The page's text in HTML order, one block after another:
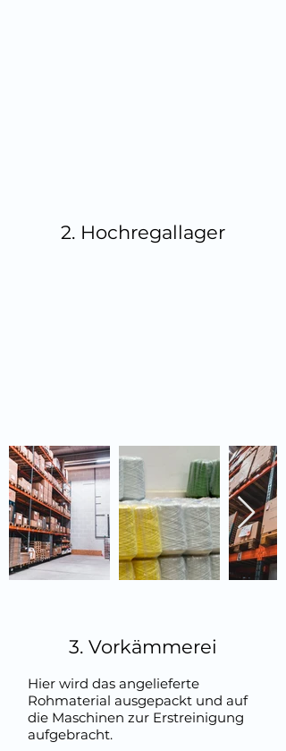
2. Hochregallager
3. Vorkämmerei
​Hier wird das angelieferte
Rohmaterial ausgepackt und auf
die Maschinen zur Erstreinigung
aufgebracht.